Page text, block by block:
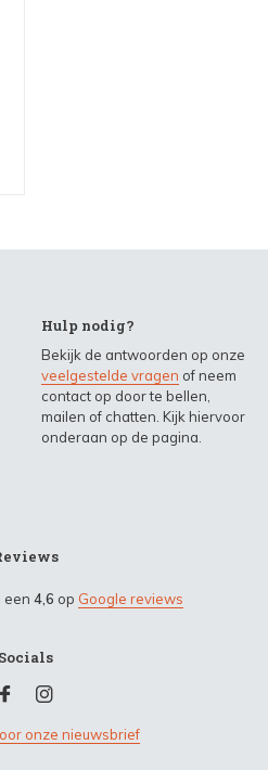
Hulp nodig?
Bekijk de antwoorden op onze
veelgestelde vragen of neem
contact op door te bellen,
mailen of chatten. Kijk hiervoor
onderaan op de pagina.
een 4,6 op Google reviews
Socials
onze nieuwsbrief